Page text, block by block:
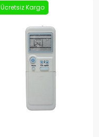
Ücretsiz Kargo